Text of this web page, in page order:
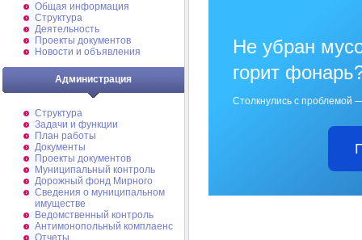
Общая информация
Структура
Деятельность
Проекты документов
Новости и объявления
Администрация
Структура
Задачи и функции
План работы
Документы
Проекты документов
Муниципальный контроль
Дорожный фонд Мирного
Cведения о муниципальном
имуществе
Ведомственный контроль
Антимонопольный комплаенс
Отчеты
Не убран
горит
Столкнулись с проблемой